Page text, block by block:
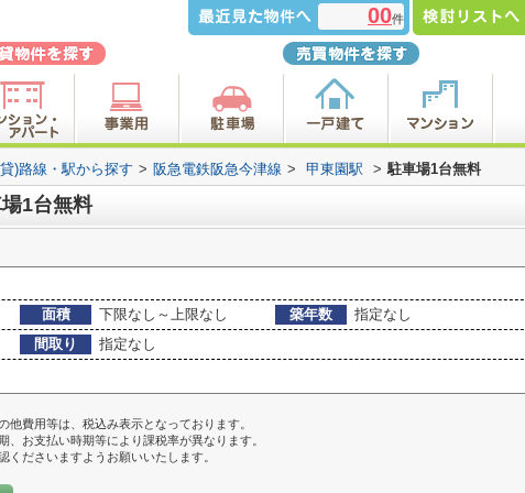
00件
)路線・駅から探す > 阪急電鉄阪急今津線 > 甲東園駅 > 駐車場1台無料
1台無料
面積 下限なし～上限なし 築年数
指定なし
間取り
指定なし
費用等は、税込み表示となっております。
お支払い時期等により課税率が異なります。
ださいますようお願いいたします。